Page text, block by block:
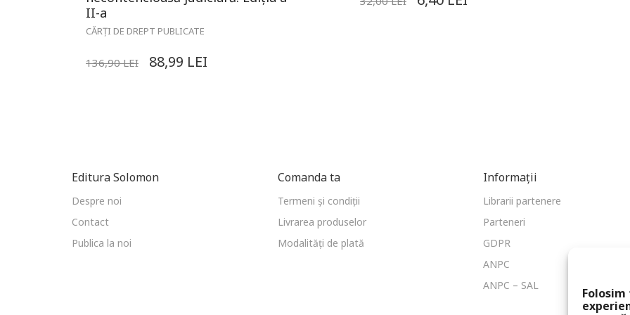
II-a
CĂRȚI DE DREPT PUBLICATE
136,90LEI 88,99 LEI
Editura Solomon
Despre noi
Contact
Publica la noi
Comanda ta
Termeni și condiții
Livrarea produselor
Modalități de plată
Informații
Librarii partenere
Parteneri
GDPR
ANPC
ANPC – SAL